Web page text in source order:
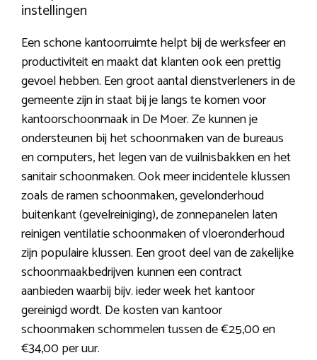
instellingen
Een schone kantoorruimte helpt bij de werksfeer en
productiviteit en maakt dat klanten ook een prettig
gevoel hebben. Een groot aantal dienstverleners in de
gemeente zijn in staat bij je langs te komen voor
kantoorschoonmaak in De Moer. Ze kunnen je
ondersteunen bij het schoonmaken van de bureaus
en computers, het legen van de vuilnisbakken en het
sanitair schoonmaken. Ook meer incidentele klussen
zoals de ramen schoonmaken, gevelonderhoud
buitenkant (gevelreiniging), de zonnepanelen laten
reinigen ventilatie schoonmaken of vloeronderhoud
zijn populaire klussen. Een groot deel van de zakelijke
schoonmaakbedrijven kunnen een contract
aanbieden waarbij bijv. ieder week het kantoor
gereinigd wordt. De kosten van kantoor
schoonmaken schommelen tussen de €25,00 en
€34,00 per uur.